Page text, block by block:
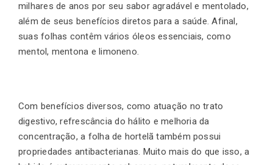
milhares de anos por seu sabor agradável e mentolado,
além de seus benefícios diretos para a saúde. Afinal,
suas folhas contêm vários óleos essenciais, como
mentol, mentona e limoneno.
Com benefícios diversos, como atuação no trato
digestivo, refrescância do hálito e melhoria da
concentração, a folha de hortelã também possui
propriedades antibacterianas. Muito mais do que isso, a